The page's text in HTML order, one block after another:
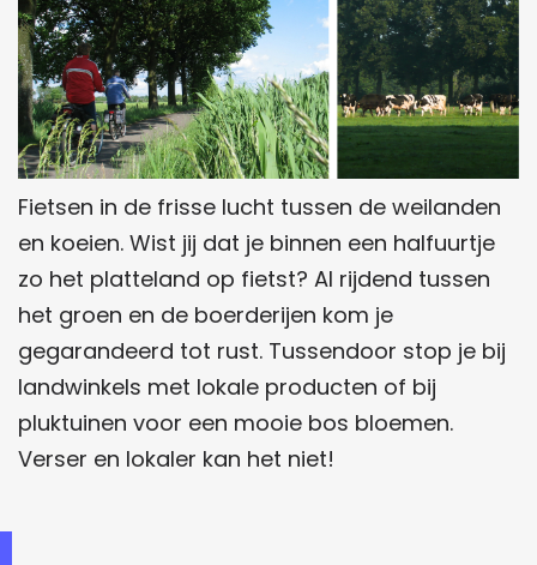
Fietsen in de frisse lucht tussen de weilanden
en koeien. Wist jij dat je binnen een halfuurtje
zo het platteland op fietst? Al rijdend tussen
het groen en de boerderijen kom je
gegarandeerd tot rust. Tussendoor stop je bij
landwinkels met lokale producten of bij
pluktuinen voor een mooie bos bloemen.
Verser en lokaler kan het niet!